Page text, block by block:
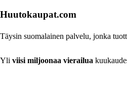
Huutokaupat.com
Täysin suomalainen palvelu, jonka
Yli viisi miljoonaa vierailua